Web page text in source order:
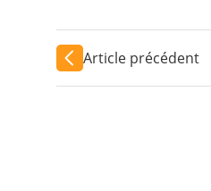
Article précédent